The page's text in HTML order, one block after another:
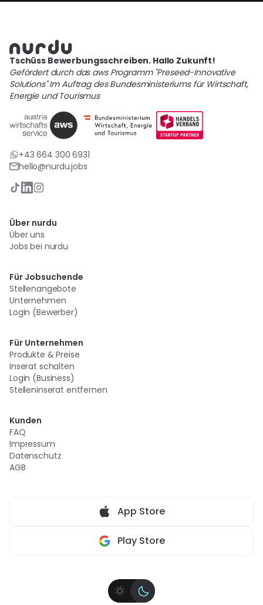
Tschüss Bewerbungsschreiben. Hallo Zukunft!
Gefördert durch das aws Programm "Preseed-Innovative
Solutions" Im Auftrag des Bundesministeriums für Wirtschaft,
Energie und Tourismus
+43 664 300 6931
hello@nurdu.jobs
Über nurdu
Über uns
Jobs bei nurdu
Für Jobsuchende
Stellenangebote
Unternehmen
Login (Bewerber)
Für Unternehmen
Produkte & Preise
Inserat schalten
Login (Business)
Stelleninserat entfernen
Kunden
FAQ
Impressum
Datenschutz
AGB
App Store
Play Store